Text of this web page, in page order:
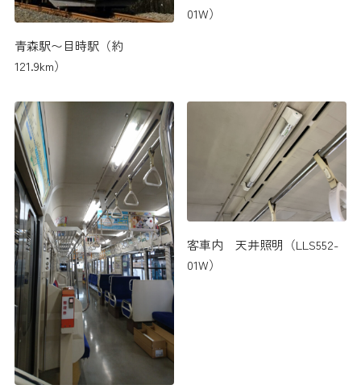
青森駅〜目時駅（約
121.9km）
01W）
客車内 天井照明（LLS552-
01W）